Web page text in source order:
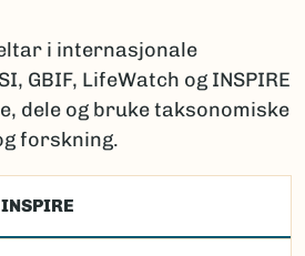
i internasjonale
GBIF, LifeWatch og INSPIRE
dele og bruke taksonomiske
forskning.